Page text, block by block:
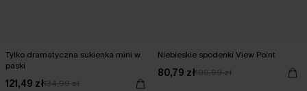
Tylko dramatyczna sukienka mini w
paski
121,49 zł134,99 zł
Niebieskie spodenki View Point
80,79 zł100,99 zł